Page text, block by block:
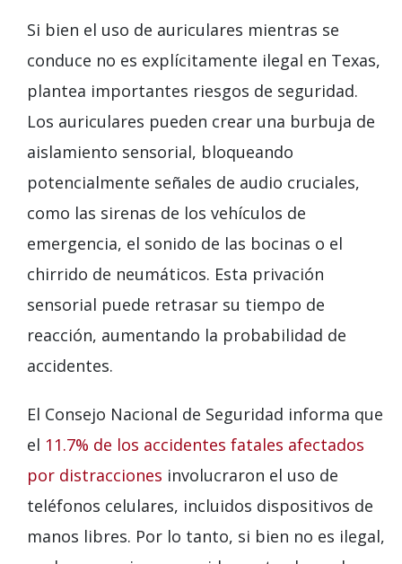
Si bien el uso de auriculares mientras se
conduce no es explícitamente ilegal en Texas,
plantea importantes riesgos de seguridad.
Los auriculares pueden crear una burbuja de
aislamiento sensorial, bloqueando
potencialmente señales de audio cruciales,
como las sirenas de los vehículos de
emergencia, el sonido de las bocinas o el
chirrido de neumáticos. Esta privación
sensorial puede retrasar su tiempo de
reacción, aumentando la probabilidad de
accidentes.
El Consejo Nacional de Seguridad informa que
el 11.7% de los accidentes fatales afectados
por distracciones involucraron el uso de
teléfonos celulares, incluidos dispositivos de
manos libres. Por lo tanto, si bien no es ilegal,